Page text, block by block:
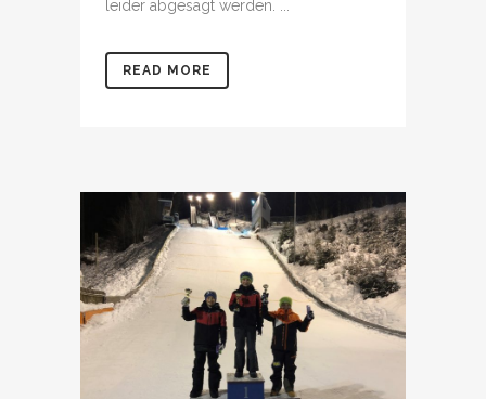
leider abgesagt werden. ...
READ MORE